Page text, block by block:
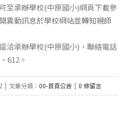
至承辦學校(中原國小)網頁下載參
異動訊息於學校網站並轉知親師
洽承辦學校(中原國小)，聯絡電話
612。
| 文章分類： 00-首頁公告 | 0 條留言